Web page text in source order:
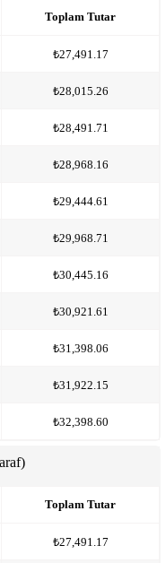
Toplam Tutar
₺27,491.17
₺28,015.26
₺28,491.71
₺28,968.16
₺29,444.61
₺29,968.71
₺30,445.16
₺30,921.61
₺31,398.06
₺31,922.15
₺32,398.60
Toplam Tutar
₺27,491.17